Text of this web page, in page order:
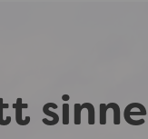
sinne